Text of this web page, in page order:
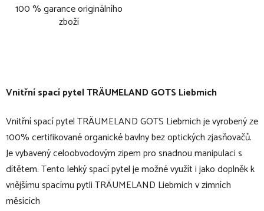
100 % garance originálního
zboží
Vnitřní spací pytel TRÄUMELAND GOTS Liebmich
Vnitřní spací pytel TRÄUMELAND GOTS Liebmich je vyrobený ze
100% certifikované organické bavlny bez optických zjasňovačů.
Je vybavený celoobvodovým zipem pro snadnou manipulaci s
dítětem. Tento lehký spací pytel je možné využít i jako doplněk k
vnějšímu spacímu pytli TRÄUMELAND Liebmich v zimních
měsících